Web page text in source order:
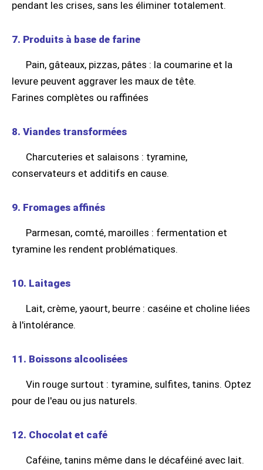
pendant les crises, sans les éliminer totalement.
7. Produits à base de farine
Pain, gâteaux, pizzas, pâtes : la coumarine et la
levure peuvent aggraver les maux de tête.
Farines complètes ou raffinées
8. Viandes transformées
Charcuteries et salaisons : tyramine,
conservateurs et additifs en cause.
9. Fromages affinés
Parmesan, comté, maroilles : fermentation et
tyramine les rendent problématiques.
10. Laitages
Lait, crème, yaourt, beurre : caséine et choline liées
à l'intolérance.
11. Boissons alcoolisées
Vin rouge surtout : tyramine, sulfites, tanins. Optez
pour de l'eau ou jus naturels.
12. Chocolat et café
Caféine, tanins même dans le décaféiné avec lait.